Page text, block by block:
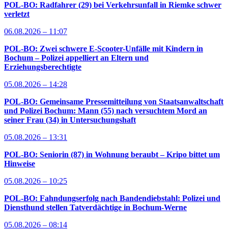
POL-BO: Radfahrer (29) bei Verkehrsunfall in Riemke schwer
verletzt
06.08.2026 – 11:07
POL-BO: Zwei schwere E-Scooter-Unfälle mit Kindern in
Bochum – Polizei appelliert an Eltern und
Erziehungsberechtigte
05.08.2026 – 14:28
POL-BO: Gemeinsame Pressemitteilung von Staatsanwaltschaft
und Polizei Bochum: Mann (55) nach versuchtem Mord an
seiner Frau (34) in Untersuchungshaft
05.08.2026 – 13:31
POL-BO: Seniorin (87) in Wohnung beraubt – Kripo bittet um
Hinweise
05.08.2026 – 10:25
POL-BO: Fahndungserfolg nach Bandendiebstahl: Polizei und
Diensthund stellen Tatverdächtige in Bochum-Werne
05.08.2026 – 08:14